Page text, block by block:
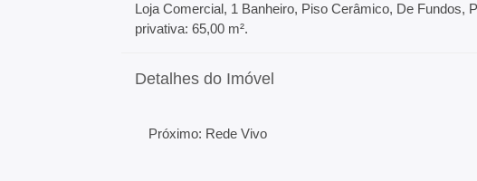
Loja Comercial, 1 Banheiro, Piso Cerâmico, De Fundos,
privativa: 65,00 m².
Detalhes do Imóvel
Próximo: Rede Vivo